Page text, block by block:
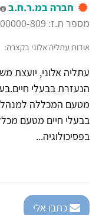
חברה במ.ר.ח.ב
מספר ת.ז: 00000-809
אודות עתליה אלוני בקצרה:
עתליה אלוני, יועצת
בבעלי חיים מטעם
בפסיכולוגיה...
כתבו אלי